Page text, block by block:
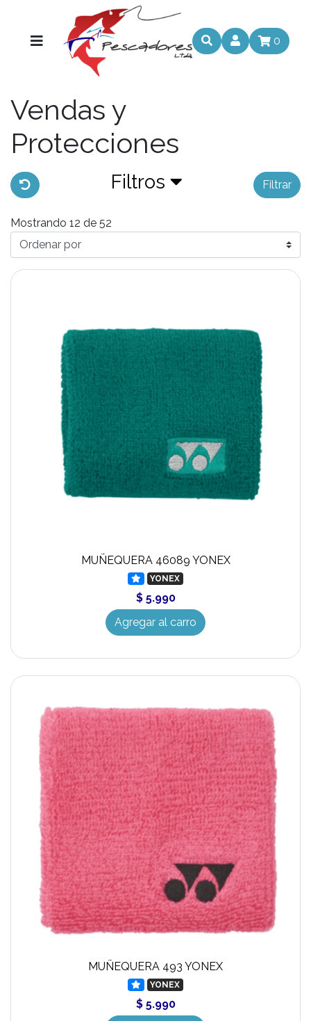
0
Vendas y
Protecciones
Filtros Filtrar
Mostrando 12 de 52
MUÑEQUERA 46089 YONEX
YONEX
$ 5.990
Agregar al carro
MUÑEQUERA 493 YONEX
YONEX
$ 5.990